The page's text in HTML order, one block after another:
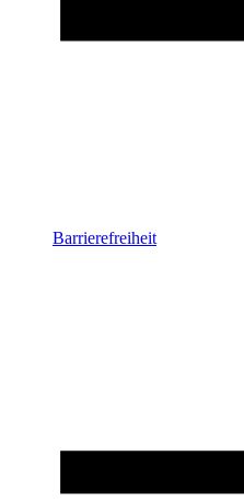
Barrierefreiheit